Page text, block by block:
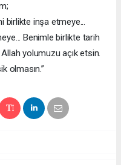
birlikte inşa etmeye...
Benimle birlikte tarih
Allah yolumuzu açık etsin.
olmasın.”